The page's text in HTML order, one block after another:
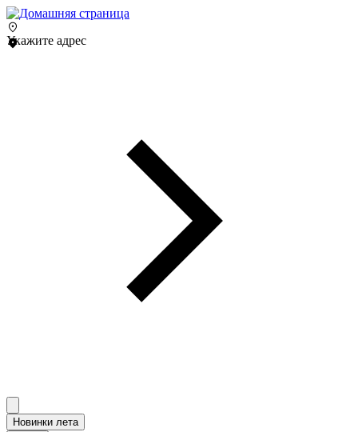
Укажите адрес
Новинки лета